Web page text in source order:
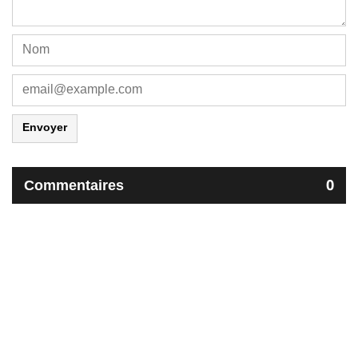
Envoyer
Commentaires 0